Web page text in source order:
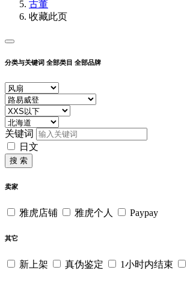
古董
收藏此页
分类与关键词 全部类目 全部品牌
关键词
日文
搜 索
卖家
雅虎店铺 雅虎个人 Paypay
其它
新上架 真伪鉴定 1小时内结束